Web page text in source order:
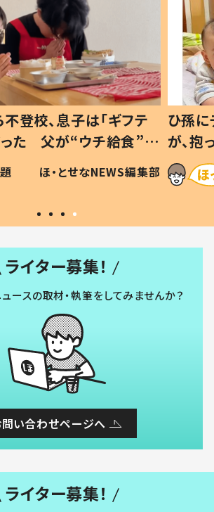
登校、息子は「ギフテ
った 父が“ウチ給食”を
る理由とは #令和の親
ほ・とせなNEWS編集部
ひ孫
が、
「涙が
い」
ライター募集！
ースの取材・執筆をしてみませんか？
い合わせページへ
ライター募集！